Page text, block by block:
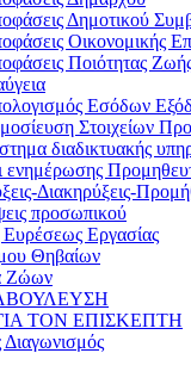
Δημοτικού
Οικονομικής
Ποιότητας
Εσόδων
Στοιχείων
διαδικτυακής
ενημέρωσης
Διακηρύξεις-
προσωπικού
Ευρέσεως Εργασίας
Θηβαίων
Ζώων
ΤΟΝ ΕΠΙΣΚΕΠΤΗ
Διαγωνισμός